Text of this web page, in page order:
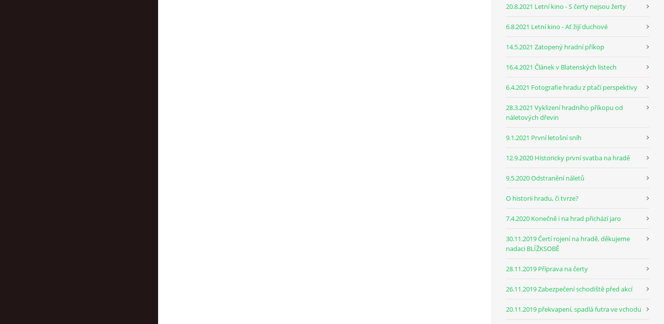
20.8.2021 Letní kino - S čerty nejsou žerty
6.8.2021 Letní kino - Ať žijí duchové
14.5.2021 Zatopený hradní příkop
16.4.2021 Článek v Blatenských listech
6.4.2021 Fotografie hradu z ptačí perspektivy
28.3.2021 Vyklizení hradního příkopu od
náletových dřevin
9.1.2021 První letošní sníh
12.9.2020 Historicky první svatba na hradě
9.5.2020 Odstranění náletů
O historii hradu, či tvrze?
7.4.2020 Konečně i na hrad přichází jaro
30.11.2019 Čertí rojení na hradě, děkujeme
nadaci BLÍŽKSOBĚ
28.11.2019 Příprava na čerty
26.11.2019 Zabezpečení schodiště před akcí
20.11.2019 překvapení, spadlá futra ve vchodu